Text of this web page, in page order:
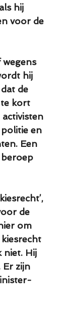
hij
voor de
wegens
hij
de
te kort
en
Een
beroep
de
om
niet. Hij
Er zijn